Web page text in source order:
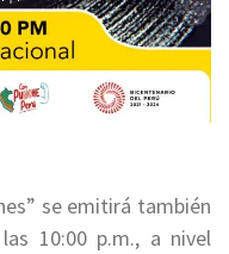
se emitirá también
10:00 p.m., a nivel